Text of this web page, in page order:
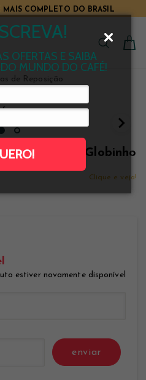
OFERTAS E SAIBA
MUNDO DO CAFÉ!
EM UM SÓ LUGAR
MAIS COMPLETO DO BRASIL
de Reposição
Cafeteira Globinho
(TCA-3)
Clique e veja!
estiver novamente disponível
enviar